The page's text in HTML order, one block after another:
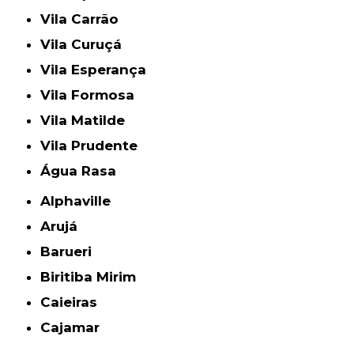
Vila Carrão
Vila Curuçá
Vila Esperança
Vila Formosa
Vila Matilde
Vila Prudente
Água Rasa
Alphaville
Arujá
Barueri
Biritiba Mirim
Caieiras
Cajamar